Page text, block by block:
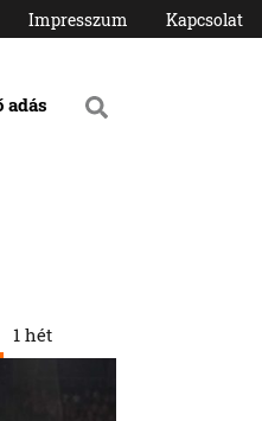
Impresszum Kapcsolat
adás
1 hét